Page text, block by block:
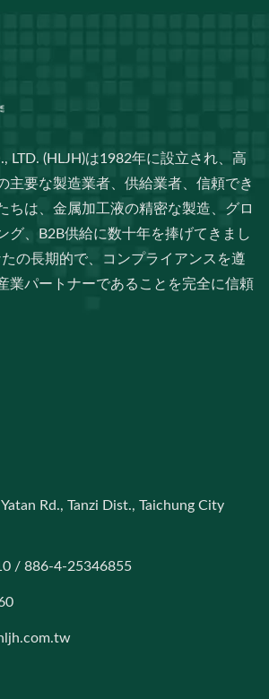
LTD. (HLJH)は1982年に設立され、高
主要な製造業者、供給業者、信頼でき
ちは、金属加工液の精密な製造、グロ
グ、B2B供給に数十年を捧げてきまし
の長期的で、コンプライアンスを遵
業パートナーであることを完全に信頼
Rd., Tanzi Dist., Taichung City
/ 886-4-25346855